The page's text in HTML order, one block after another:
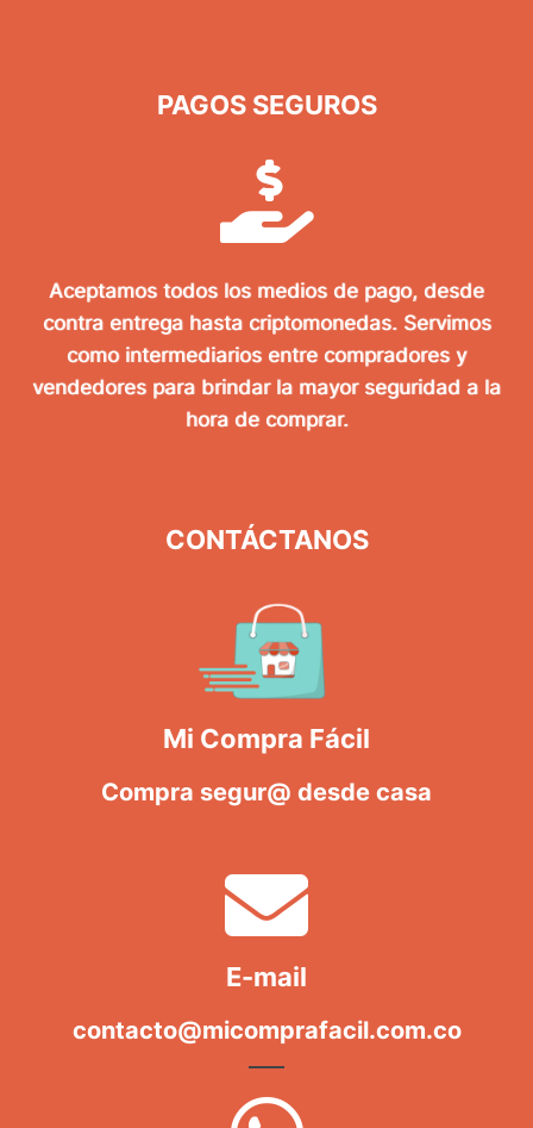
PAGOS SEGUROS
Aceptamos todos los medios de pago, desde
contra entrega hasta criptomonedas. Servimos
como intermediarios entre compradores y
vendedores para brindar la mayor seguridad a la
hora de comprar.
CONTÁCTANOS
Mi Compra Fácil
Compra segur@ desde casa
E-mail
contacto@micomprafacil.com.co